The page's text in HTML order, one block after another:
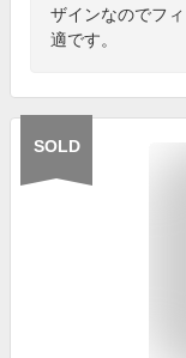
ザインなのでフ
適です。
SOLD